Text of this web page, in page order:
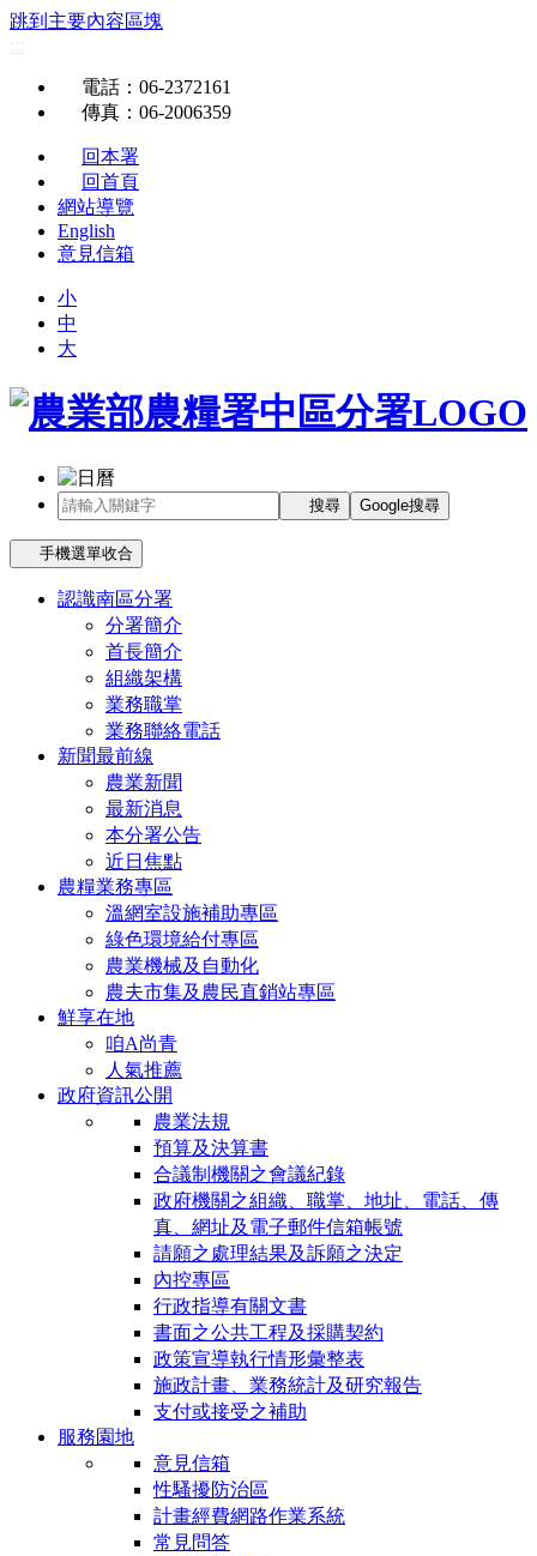
跳到主要內容區塊
電話 ：06-2372161
傳真 ：06-2006359
回本署
回首頁
網站導覽
English
意見信箱
小
中
大
搜尋 Google搜尋
手機選單收合
認識南區分署
分署簡介
首長簡介
組織架構
業務職掌
業務聯絡電話
新聞最前線
農業新聞
最新消息
本分署公告
近日焦點
農糧業務專區
溫網室設施補助專區
綠色環境給付專區
農業機械及自動化
農夫市集及農民直銷站專區
鮮享在地
咱A尚青
人氣推薦
政府資訊公開
農業法規
預算及決算書
合議制機關之會議紀錄
政府機關之組織、職掌、地址、電話、傳
真、網址及電子郵件信箱帳號
請願之處理結果及訴願之決定
內控專區
行政指導有關文書
書面之公共工程及採購契約
政策宣導執行情形彙整表
施政計畫、業務統計及研究報告
支付或接受之補助
服務園地
意見信箱
性騷擾防治區
計畫經費網路作業系統
常見問答